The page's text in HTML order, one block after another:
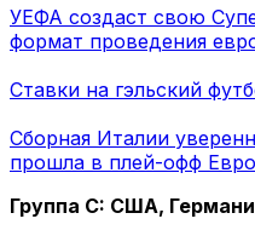
УЕФА создаст свою
формат проведения
Ставки на гэльский
Сборная Италии
прошла в плей-офф
Группа C: США,